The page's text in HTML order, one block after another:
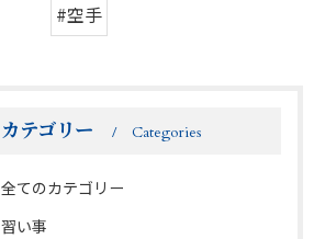
#空手
カテゴリー Categories
全てのカテゴリー
習い事